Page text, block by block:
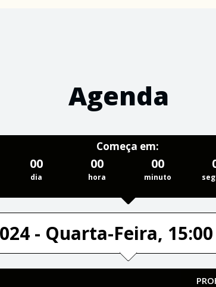
Agenda
Começa em:
00
dia
00
hora
00
minuto
- Quarta-Feira, 15:00